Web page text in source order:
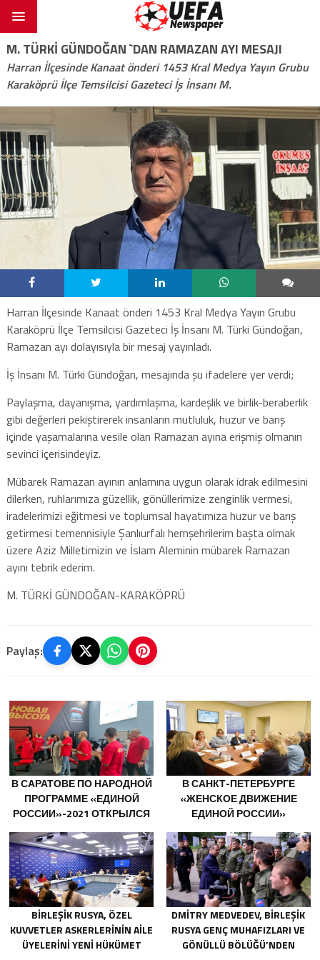
M. TÜRKİ GÜNDOĞAN `DAN RAMAZAN AYI MESAJI
Harran İlçesinde Kanaat önderi 1453 Kral Medya Yayın Grubu
Karaköprü İlçe Temsilcisi Gazeteci İş İnsanı M.
Harran İlçesinde Kanaat önderi 1453 Kral Medya Yayın Grubu
Karaköprü İlçe Temsilcisi Gazeteci İş İnsanı M. Türki Gündoğan,
Ramazan ayı dolayısıyla bir mesaj yayınladı.
İş İnsanı M. Türki Gündoğan, mesajında şu ifadelere yer verdi;
Paylaşma, dayanışma, yardımlaşma, kardeşlik ve birlik-beraberlik
gibi değerleri pekiştirerek insanların mutluluk, huzur ve barış
içinde yaşamalarına vesile olan Ramazan ayına erişmiş olmanın
sevinci içerisindeyiz.
Mübarek Ramazan ayının anlamına uygun olarak idrak edilmesini
dilerken, ruhlarımıza güzellik, gönüllerimize zenginlik vermesi,
iradelerimizi eğitmesi ve toplumsal hayatımıza huzur ve barış
getirmesi temennisiyle Şanlıurfalı hemşehrilerim başta olmak
üzere Aziz Milletimizin ve İslam Aleminin mübarek Ramazan
ayını tebrik ederim.
M. TÜRKİ GÜNDOĞAN-KARAKÖPRÜ
Paylaş:
В САРАТОВЕ ПО НАРОДНОЙ
ПРОГРАММЕ «ЕДИНОЙ
РОССИИ»-2021 ОТКРЫЛСЯ
«НОВАЯ ВЫСОТА»
В САНКТ-ПЕТЕРБУРГЕ
«ЖЕНСКОЕ ДВИЖЕНИЕ
ЕДИНОЙ РОССИИ»
ПРЕДЛОЖЕНИЯ ПО
РАЗВИТИЮ ГОРОДСКИХ
ПРОГРАММ ПОДДЕРЖКИ
ЖЕНЩИН
BIRLEŞIK RUSYA, ÖZEL
KUVVETLER ASKERLERININ AILE
ÜYELERINI YENI HÜKÜMET
DMITRY MEDVEDEV, BIRLEŞIK
RUSYA GENÇ MUHAFIZLARI VE
GÖNÜLLÜ BÖLÜĞÜ’NDEN